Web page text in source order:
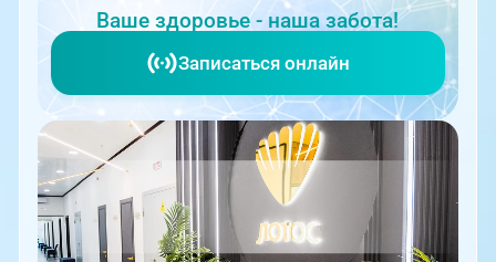
Ваше здоровье - наша забота!
Записаться онлайн